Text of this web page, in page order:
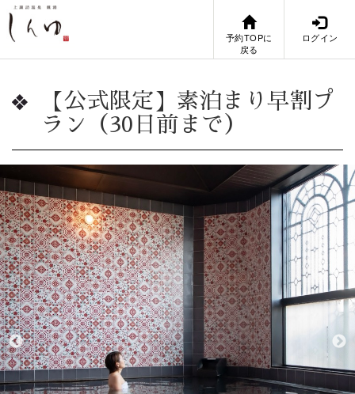
予約TOPに
戻る
ログイン
【公式限定】素泊まり早割プ
ラン（30日前まで）